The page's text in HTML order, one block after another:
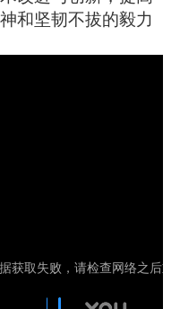
和坚韧不拔的毅力